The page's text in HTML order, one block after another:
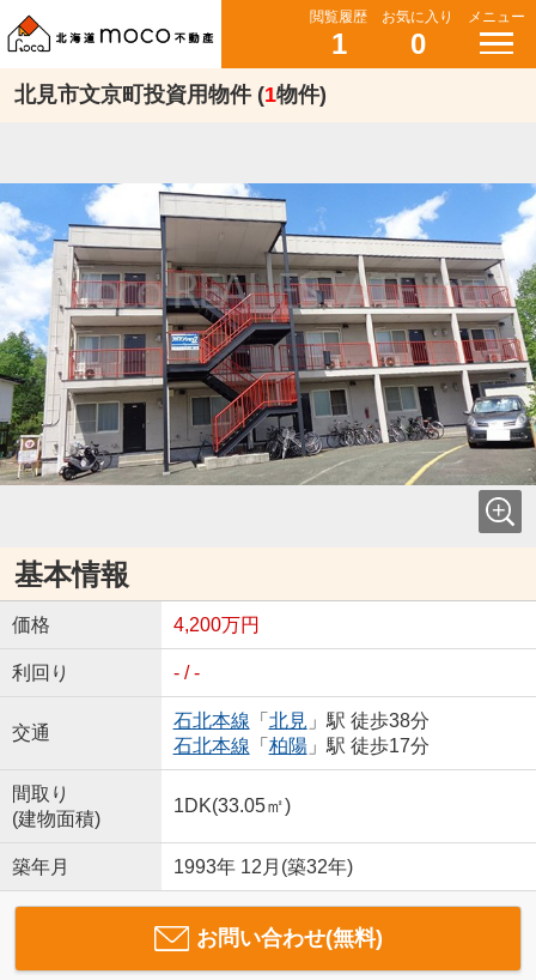
閲覧履歴
1
お気に入り
0
メニュー
北見市文京町投資用物件 (1物件)
基本情報
価格 4,200万円
利回り - / -
交通
石北本線 「 北見 」駅 徒歩38分
石北本線 「 柏陽」駅 徒歩17分
間取り
(建物面積)
1DK(33.05㎡)
築年月 1993年 12月(築32年)
お問い合わせ(無料)